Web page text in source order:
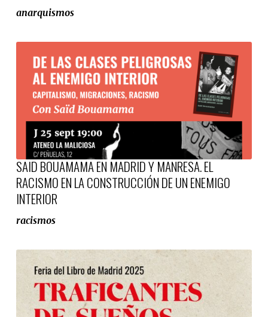
anarquismos
SAID BOUAMAMA EN MADRID Y MANRESA. EL
RACISMO EN LA CONSTRUCCIÓN DE UN ENEMIGO
INTERIOR
racismos